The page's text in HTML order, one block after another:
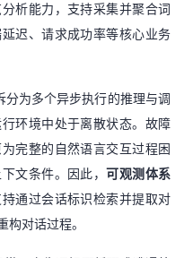
析能力，支持采集并聚合词
迟、请求成功率等核心业务
分为多个异步执行的推理与调
环境中处于离散状态。故障
完整的自然语言交互过程困
文条件。因此，可观测体系
持通过会话标识检索并提取对
构对话过程。